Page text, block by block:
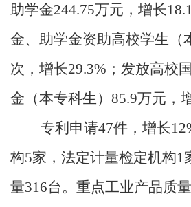
助学金244.75万元，增长
金、助学金资助高校学生（
次，增长29.3% ；发放高校
金（本专科生） 85.9万元，
专利申请47件，增长
构5家，法定计量检定机构1
量316台。重点工业产品质